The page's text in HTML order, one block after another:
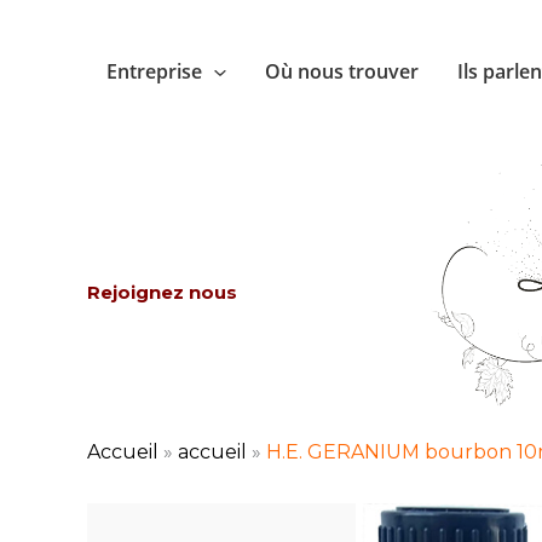
Entreprise Où nous trouver Ils
Rejoignez nous
Accueil » accueil » H.E. GERANIUM bourbon